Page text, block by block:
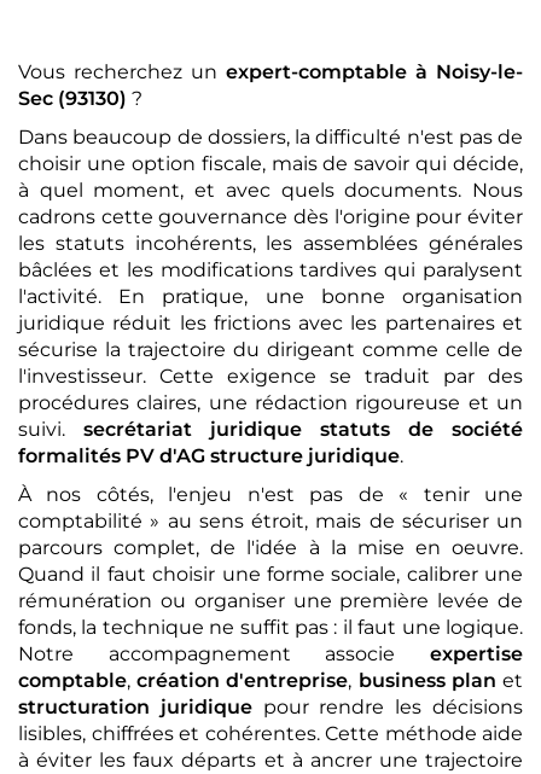
Vous recherchez un expert-comptable à Noisy-le-
Sec (93130) ?
Dans beaucoup de dossiers, la difficulté n'est pas de
choisir une option fiscale, mais de savoir qui décide,
à quel moment, et avec quels documents. Nous
cadrons cette gouvernance dès l'origine pour éviter
les statuts incohérents, les assemblées générales
bâclées et les modifications tardives qui paralysent
l'activité. En pratique, une bonne organisation
juridique réduit les frictions avec les partenaires et
sécurise la trajectoire du dirigeant comme celle de
l'investisseur. Cette exigence se traduit par des
procédures claires, une rédaction rigoureuse et un
suivi. secrétariat juridique
statuts de société
formalités PV d'AG structure juridique.
À nos côtés, l'enjeu n'est pas de « tenir une
comptabilité » au sens étroit, mais de sécuriser un
parcours complet, de l'idée à la mise en oeuvre.
Quand il faut choisir une forme sociale, calibrer une
rémunération ou organiser une première levée de
fonds, la technique ne suffit pas : il faut une logique.
Notre accompagnement associe expertise
comptable,création d'entreprise, business plan et
structuration juridiquepour rendre les décisions
lisibles, chiffrées et cohérentes. Cette méthode aide
à éviter les faux départs et à ancrer une trajectoire